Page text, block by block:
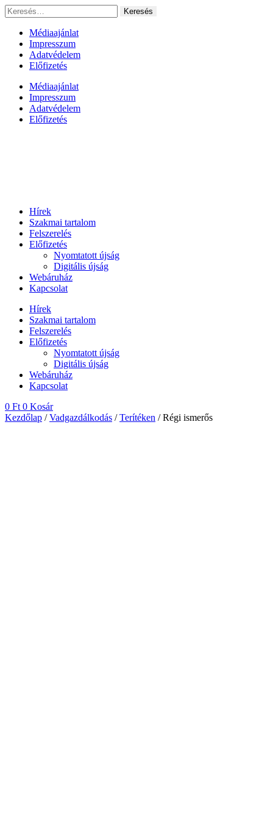
Ugrás
a
tartalomhoz
Keresés:
Médiaajánlat
Impresszum
Adatvédelem
Előfizetés
Médiaajánlat
Impresszum
Adatvédelem
Előfizetés
Hírek
Szakmai tartalom
Felszerelés
Előfizetés
Nyomtatott újság
Digitális újság
Webáruház
Kapcsolat
Hírek
Szakmai tartalom
Felszerelés
Előfizetés
Nyomtatott újság
Digitális újság
Webáruház
Kapcsolat
0 Ft 0 Kosár
Kezdőlap /Vadgazdálkodás /Terítéken / Régi ismerős